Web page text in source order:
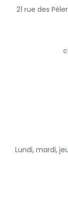
21 rue des
Lundi, mardi,